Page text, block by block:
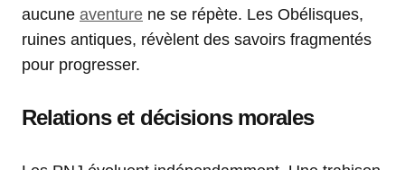
aucune aventure ne se répète. Les Obélisques,
ruines antiques, révèlent des savoirs fragmentés
pour progresser.
Relations et décisions morales